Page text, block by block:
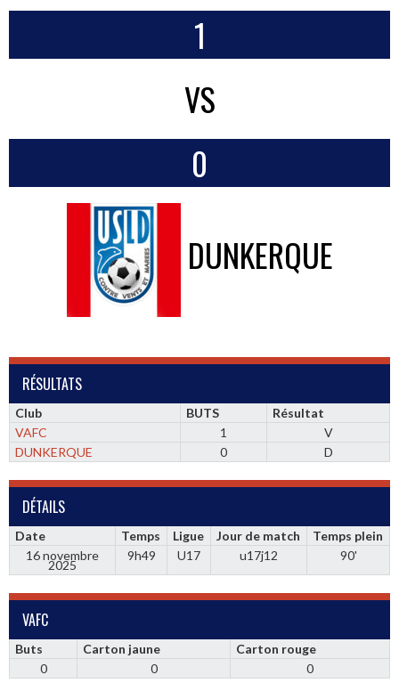
1
VS
0
DUNKERQUE
RÉSULTATS
Club BUTS
Résultat
VAFC
1
V
DUNKERQUE
0 D
DÉTAILS
Date Temps Ligue Jour de match
Temps plein
16 novembre
2025
9h49 U17 u17j12 90'
VAFC
Buts Carton jaune
Carton rouge
0
0 0